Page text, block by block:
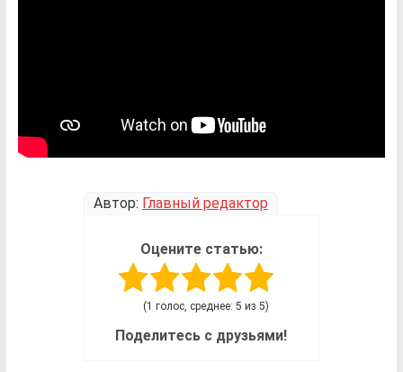
Автор: Главный редактор
Оцените статью:
(1 голос, среднее: 5 из 5)
Поделитесь с друзьями!